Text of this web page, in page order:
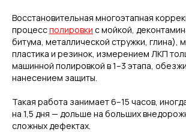
Восстановительная многоэтапная
процессполировки с мойкой,
битума, металлической стружки, глина),
пластика и резинок, измерением ЛКП
машинной полировкой в 1–3 этапа,
нанесением защиты.
Такая работа занимает 6–15 часов,
на 1,5 дня — дольше на больших
сложных дефектах.